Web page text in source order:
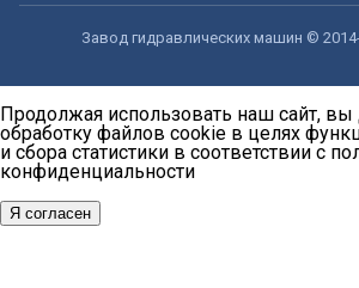
Завод гидравлических машин ©
Продолжая использовать наш сайт, вы
обработку файлов cookie в целях
и сбора статистики в соответствии с
конфиденциальности
Я согласен